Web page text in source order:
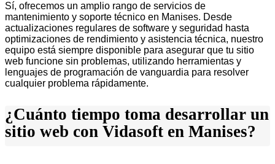
Sí, ofrecemos un amplio rango de servicios de
mantenimiento y soporte técnico en Manises. Desde
actualizaciones regulares de software y seguridad hasta
optimizaciones de rendimiento y asistencia técnica, nuestro
equipo está siempre disponible para asegurar que tu sitio
web funcione sin problemas, utilizando herramientas y
lenguajes de programación de vanguardia para resolver
cualquier problema rápidamente.
¿Cuánto tiempo toma desarrollar un
sitio web con Vidasoft en Manises?